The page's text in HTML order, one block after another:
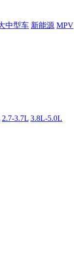
中型车 新能源 MPV
2.7-3.7L 3.8L-5.0L